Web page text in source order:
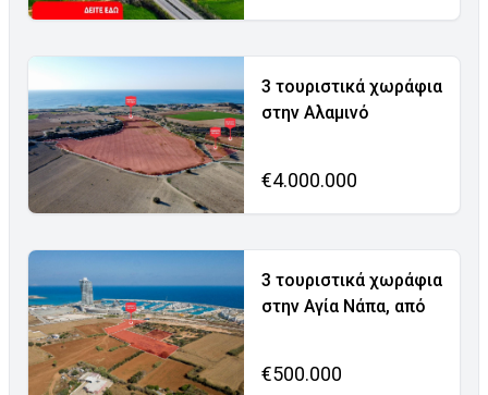
3 τουριστικά χωράφια
στην Αλαμινό
€4.000.000
3 τουριστικά χωράφια
στην Αγία Νάπα, από
€500.000